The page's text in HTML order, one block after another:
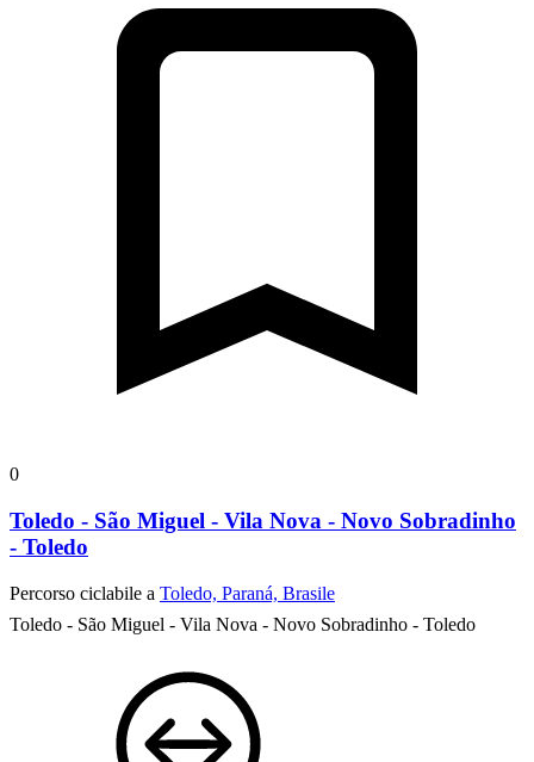
0
Toledo - São Miguel - Vila Nova - Novo Sobradinho
- Toledo
Percorso ciclabile a Toledo, Paraná, Brasile
Toledo - São Miguel - Vila Nova - Novo Sobradinho - Toledo